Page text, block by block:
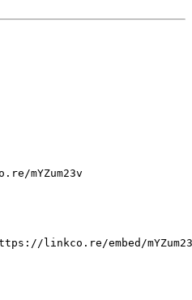
mYZum23v
linkco.re/embed/